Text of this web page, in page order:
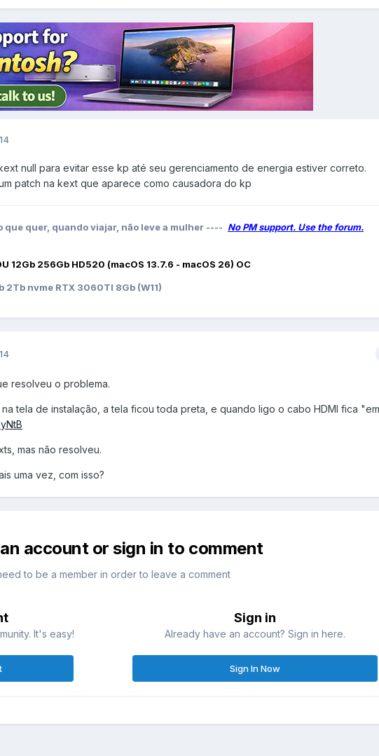
null para evitar esse kp até seu gerenciamento de energia estiver correto.
patch na kext que aparece como causadora do kp
que quer, quando viajar, não leve a mulher ---- No PM support. Use the forum.
12Gb 256Gb HD520 (macOS 13.7.6 - macOS 26) OC
2Tb nvme RTX 3060TI 8Gb (W11)
resolveu o problema.
tela de instalação, a tela ficou toda preta, e quando ligo o cabo HDMI fica
mas não resolveu.
uma vez, com isso?
account or sign in to comment
to be a member in order to leave a comment
It's easy!
Sign in
Already have an account? Sign in here.
Sign In Now